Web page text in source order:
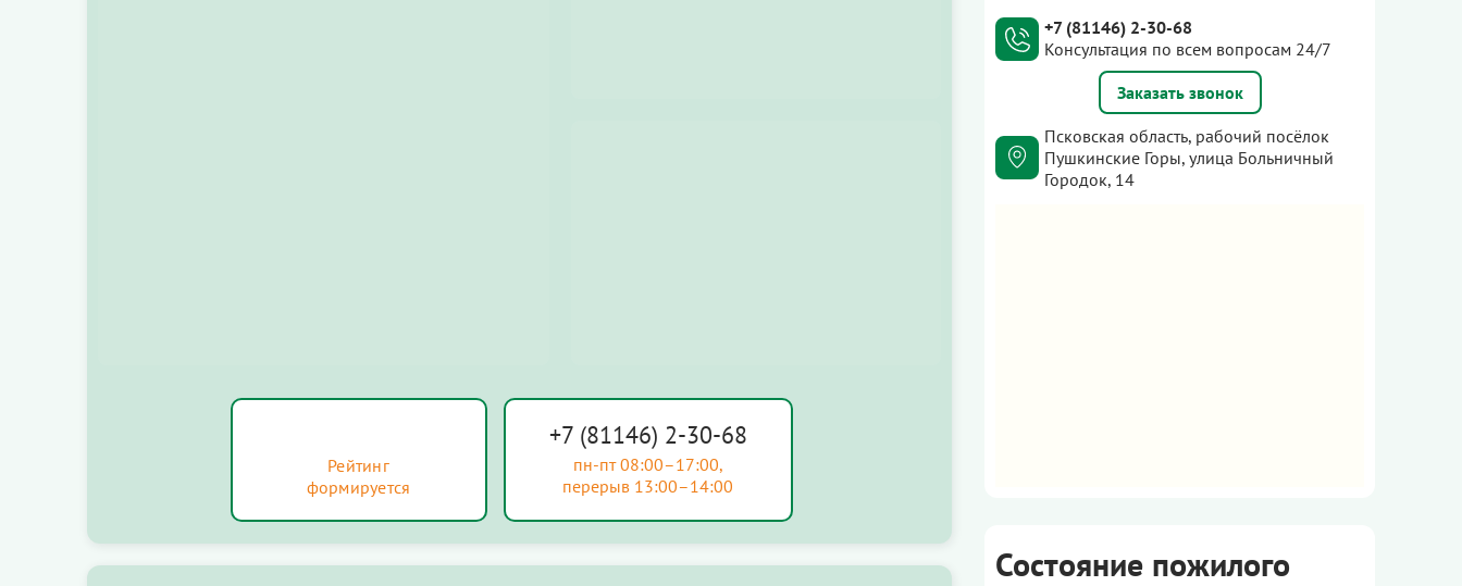
Рейтинг
формируется
+7 (81146) 2-30-68
пн-пт 08:00–17:00,
перерыв 13:00–14:00
+7 (81146) 2-30-68
Консультация по всем вопросам 24/7
Заказать звонок
Псковская область, рабочий посёлок
Пушкинские Горы, улица Больничный
Городок, 14
Состояние пожилого